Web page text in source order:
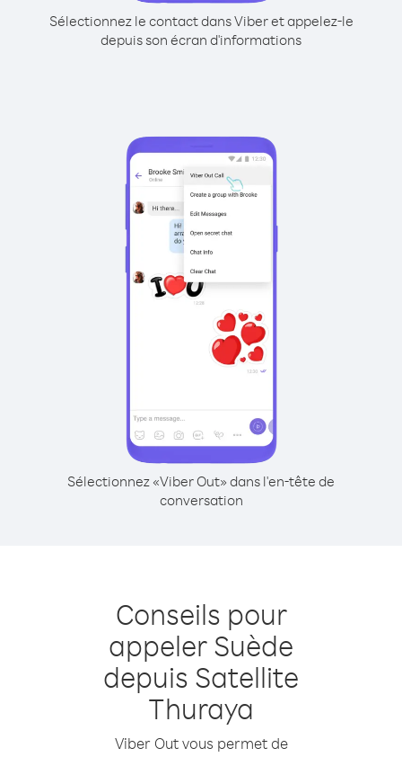
Sélectionnez le contact dans Viber et appelez-le
depuis son écran d'informations
Sélectionnez «Viber Out» dans l'en-tête de
conversation
Conseils pour
appeler Suède
depuis Satellite
Thuraya
Viber Out vous permet de